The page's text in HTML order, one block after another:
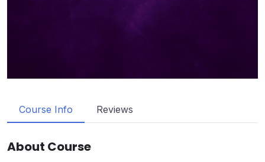
Course Info Reviews
About Course